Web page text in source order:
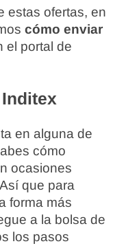
estas ofertas, en
cómo enviar
el portal de
en alguna de
cómo
ocasiones
que para
forma más
a la bolsa de
los pasos